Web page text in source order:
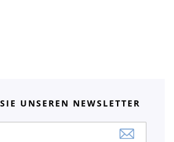
UNSEREN NEWSLETTER